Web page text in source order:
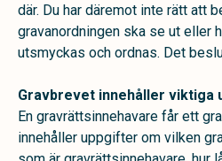
där. Du har däremot inte rätt att
gravanordningen ska se ut eller
utsmyckas och ordnas. Det
Gravbrevet innehåller viktiga
En gravrättsinnehavare får ett
innehåller uppgifter om vilken